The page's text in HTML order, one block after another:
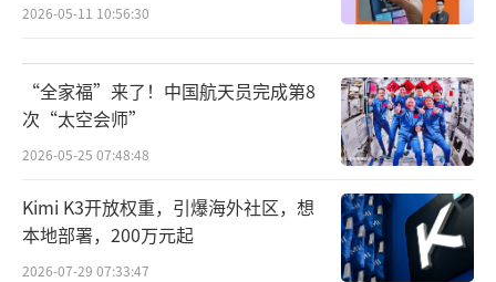
抢出5个月进度
空间站工程正式转入应用与发展阶段以
来，神舟载人飞船长期保持着“发一备一”的
研制运行模式，待命船具备应急情况下应急救
2026-05-11 10:56:30
“全家福”来了！中国航天员完成第8
次“太空会师”
2026-05-25 07:48:48
Kimi K3开放权重，引爆海外社区，想
本地部署，200万元起
2026-07-29 07:33:47